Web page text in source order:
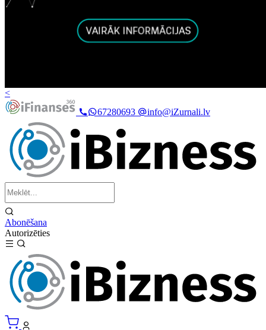
<
67280693
info@iZurnali.lv
Abonēšana
Autorizēties